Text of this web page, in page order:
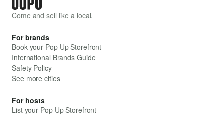
Come and sell like a local.
For brands
Book your Pop Up Storefront
International Brands Guide
Safety Policy
See more cities
For hosts
List your Pop Up Storefront